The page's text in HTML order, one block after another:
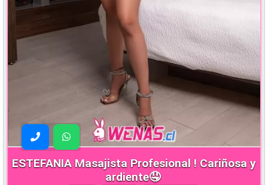
ESTEFANIA Masajista Profesional ! Cariñosa y
ardiente🤤